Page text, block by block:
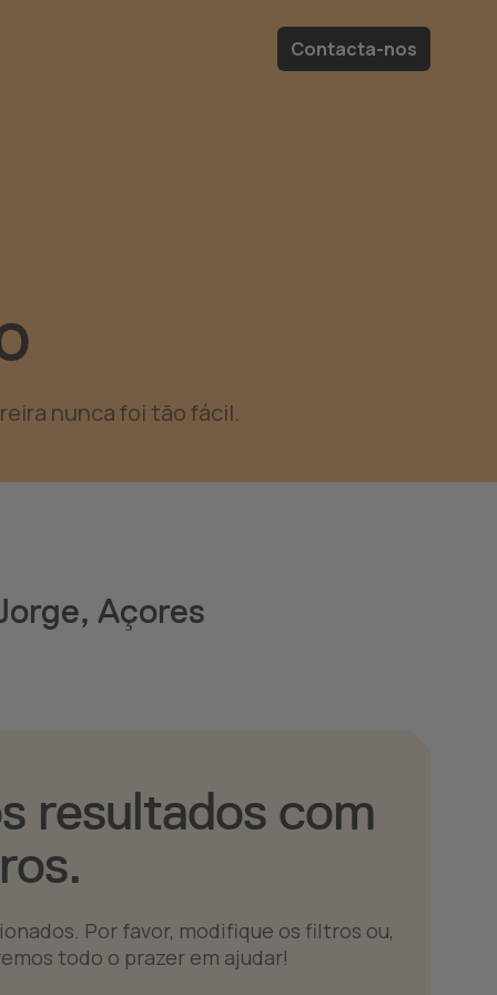
Contacta-nos
nunca foi tão fácil.
Açores
resultados com
Por favor, modifique os filtros ou,
todo o prazer em ajudar!